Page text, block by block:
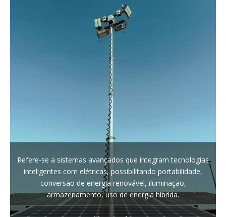
Refere-se a sistemas avançados que integram tecnologias
inteligentes com elétricas, possibilitando portabilidade,
conversão de energia renovável, iluminação,
armazenamento, uso de energia híbrida.